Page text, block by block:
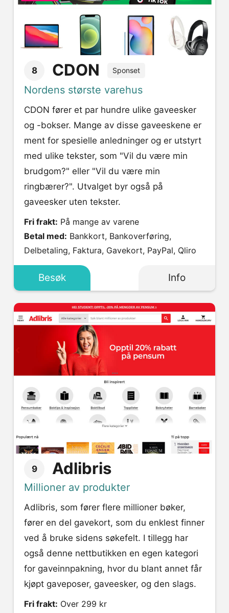
8 CDON Sponset
Nordens største varehus
CDON fører et par hundre ulike gaveesker
og -bokser. Mange av disse gaveeskene er
ment for spesielle anledninger og er utstyrt
med ulike tekster, som "Vil du være min
brudgom?" eller "Vil du være min
ringbærer?". Utvalget byr også på
gaveesker uten tekster.
Fri frakt: På mange av varene
Betal med:
Delbetaling, Faktura, Gavekort, PayPal, Qliro
Besøk Info
9 Adlibris
Millioner av produkter
Adlibris, som fører flere millioner bøker,
fører en del gavekort, som du enklest finner
ved å bruke sidens søkefelt. I tillegg har
også denne nettbutikken en egen kategori
for gaveinnpakning, hvor du blant annet får
kjøpt gaveposer, gaveesker, og den slags.
Fri frakt: Over 299 kr